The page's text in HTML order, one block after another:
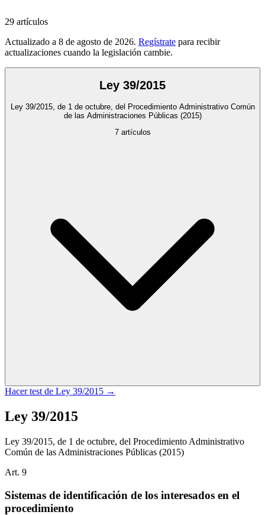
29 artículos
Actualizado a 8 de agosto de 2026. Regístrate para recibir
actualizaciones cuando la legislación cambie.
Ley 39/2015
Ley 39/2015, de 1 de octubre, del Procedimiento Administrativo Común
de las Administraciones Públicas (2015)
7artículos
Hacer test de Ley 39/2015 →
Ley 39/2015
Ley 39/2015, de 1 de octubre, del Procedimiento Administrativo
Común de las Administraciones Públicas (2015)
Art. 9
Sistemas de identificación de los interesados en el
procedimiento